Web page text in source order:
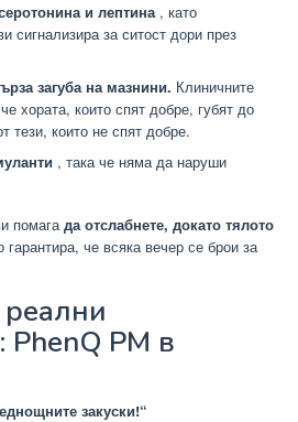
и лептина, като
сигнализира за ситост дори през
загуба на мазнини. Клиничните
хората, които спят добре, губят до
тези, които не спят добре.
, така че няма да наруши
помага да отслабнете, докато тялото
гарантира, че всяка вечер се брои за
реални
PhenQ PM в
закуски!“